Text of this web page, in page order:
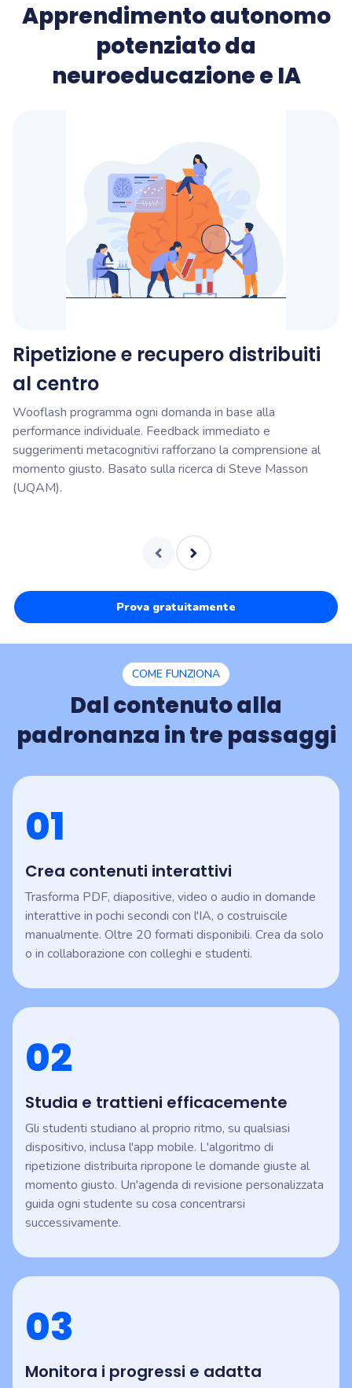
Apprendimento autonomo
potenziato da
neuroeducazione e IA
Ripetizione e recupero distribuiti
al centro
Wooflash programma ogni domanda in base alla
performance individuale. Feedback immediato e
suggerimenti metacognitivi rafforzano la comprensione al
momento giusto. Basato sulla ricerca di Steve Masson
(UQAM).
Prova gratuitamente
COME FUNZIONA
Dal contenuto alla
padronanza in tre passaggi
01
Crea contenuti interattivi
Trasforma PDF, diapositive, video o audio in domande
interattive in pochi secondi con l'IA, o costruiscile
manualmente. Oltre 20 formati disponibili. Crea da solo
o in collaborazione con colleghi e studenti.
02
Studia e trattieni efficacemente
Gli studenti studiano al proprio ritmo, su qualsiasi
dispositivo, inclusa l'app mobile. L'algoritmo di
ripetizione distribuita ripropone le domande giuste al
momento giusto. Un'agenda di revisione personalizzata
guida ogni studente su cosa concentrarsi
successivamente.
03
Monitora i progressi e adatta